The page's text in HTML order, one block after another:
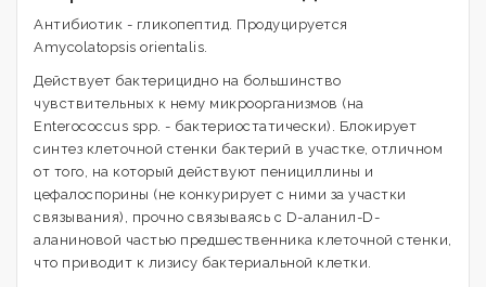
Антибиотик - гликопептид. Продуцируется
Amycolatopsis orientalis.
Действует бактерицидно на большинство
чувствительных к нему микроорганизмов (на
Enterococcus spp. - бактериостатически). Блокирует
синтез клеточной стенки бактерий в участке, отличном
от того, на который действуют пенициллины и
цефалоспорины (не конкурирует с ними за участки
связывания), прочно связываясь с D-аланил-D-
аланиновой частью предшественника клеточной стенки,
что приводит к лизису бактериальной клетки.